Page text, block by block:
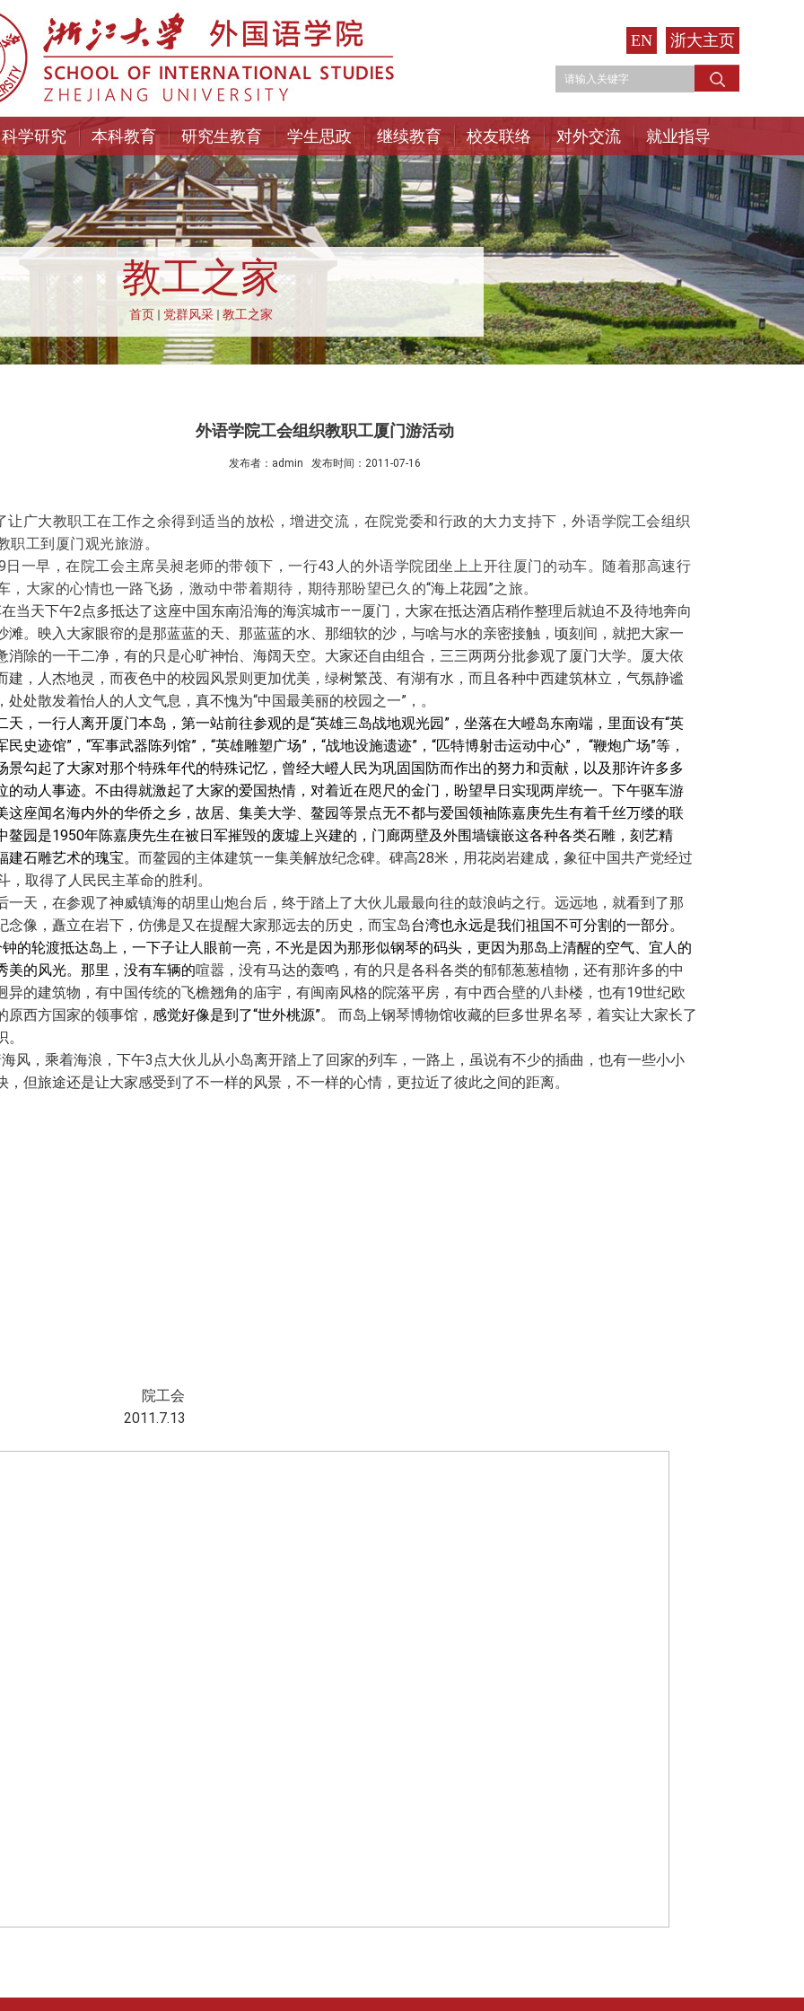
EN 浙大主页
科学研究 本科教育 研究生教育 学生思政 继续教育 校友联络 对外交流 就业指导
教工之家
首页 党群风采 教工之家
外语学院工会组织教职工厦门游活动
发布者：admin 发布时间：2011-07-16
让广大教职工在工作之余得到适当的放松，增进交流，在院党委和行政的大力支持下，外语学院工会组织
职工到厦门观光旅游。
日一早，在院工会主席吴昶老师的带领下，一行43 人的外语学院团坐上上开往厦门的动车。随着那高速行
，大家的心情也一路飞扬，激动中带着期待，期待那盼望已久的“海上花园”之旅。
当天下午2点多抵达了这座中国东南沿海的海滨城市——厦门，大家在抵达酒店稍作整理后就迫不及待地奔向
滩。映入大家眼帘的是那蓝蓝的天、那蓝蓝的水、那细软的沙，与啥与水的亲密接触，顷刻间，就把大家一
消除的一干二净，有的只是心旷神怡、海阔天空。大家还自由组合，三三两两分批参观了厦门大学。厦大依
建，人杰地灵，而夜色中的校园风景则更加优美，绿树繁茂、有湖有水，而且各种中西建筑林立，气氛静谧
处处散发着怡人的人文气息，真不愧为“中国最美丽的校园之一” ，。
天，一行人离开厦门本岛，第一站前往参观的是“英雄三岛战地观光园”，坐落在大嶝岛东南端，里面设有“英
民史迹馆” ， “军事武器陈列馆” ， “英雄雕塑广场” ， “战地设施遗迹” ， “匹特博射击运动中心” ， “鞭炮广场”等，
景勾起了大家对那个特殊年代的特殊记忆，曾经大嶝人民为巩固国防而作出的努力和贡献，以及那许许多多
的动人事迹。不由得就激起了大家的爱国热情，对着近在咫尺的金门，盼望早日实现两岸统一。下午驱车游
这座闻名海内外的华侨之乡，故居、集美大学、鳌园等景点无不都与爱国领袖陈嘉庚先生有着千丝万缕的联
鳌园是1950年陈嘉庚先生在被日军摧毁的废墟上兴建的，门廊两壁及外围墙镶嵌这各种各类石雕，刻艺精
建石雕艺术的瑰宝。 而鳌园的主体建筑——集美解放纪念碑。碑高28米，用花岗岩建成，象征中国共产党经过
，取得了人民民主革命的胜利。
一天，在参观了神威镇海的胡里山炮台后，终于踏上了大伙儿最最向往的鼓浪屿之行。远远地，就看到了那
念像，矗立在岩下，仿佛是又在提醒大家那远去的历史，而宝岛台湾也永远是我们祖国不可分割的一部分。
的轮渡抵达岛上，一下子让人眼前一亮，不光是因为那形似钢琴的码头，更因为那岛上清醒的空气、宜人的
美的风光。那里，没有车辆的喧嚣，没有马达的轰鸣，有的只是各科各类的郁郁葱葱植物，还有那许多的中
异的建筑物，有中国传统的飞檐翘角的庙宇，有闽南风格的院落平房，有中西合壁的八卦楼，也有19世纪欧
原西方国家的领事馆， 感觉好像是到了“世外桃源”。 而岛上钢琴博物馆收藏的巨多世界名琴，着实让大家长了
风，乘着海浪，下午3 点大伙儿从小岛离开踏上了回家的列车，一路上，虽说有不少的插曲，也有一些小小
，但旅途还是让大家感受到了不一样的风景，不一样的心情，更拉近了彼此之间的距离。
院工会